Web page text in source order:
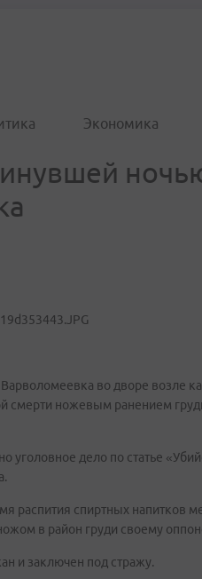
Экономика
во дворе возле
смерти ножевым ранением
уголовное дело по статье
распития спиртных напитков
в район груди своему
и заключен под стражу.